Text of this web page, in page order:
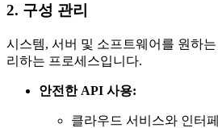
2. 구성 관리
시스템, 서버 및 소프트웨어를 원하
리하는 프로세스입니다.
안전한 API 사용:
클라우드 서비스와 인터